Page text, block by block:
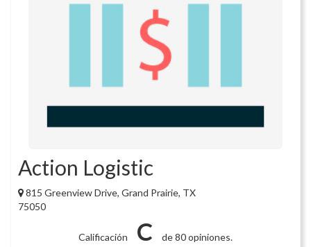
Action Logistic
815 Greenview Drive, Grand Prairie, TX
75050
Calificación C
de 80 opiniones.